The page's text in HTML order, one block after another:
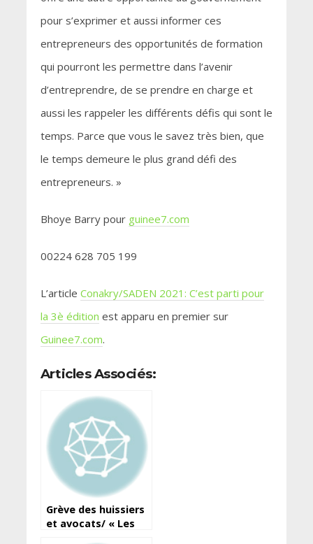
pour s’exprimer et aussi informer ces
entrepreneurs des opportunités de formation
qui pourront les permettre dans l’avenir
d’entreprendre, de se prendre en charge et
aussi les rappeler les différents défis qui sont le
temps. Parce que vous le savez très bien, que
le temps demeure le plus grand défi des
entrepreneurs. »
Bhoye Barry pour guinee7.com
00224 628 705 199
L’article Conakry/SADEN 2021: C’est parti pour
la 3è édition est apparu en premier sur
Guinee7.com.
Articles Associés:
Grève des huissiers
et avocats/ « Les